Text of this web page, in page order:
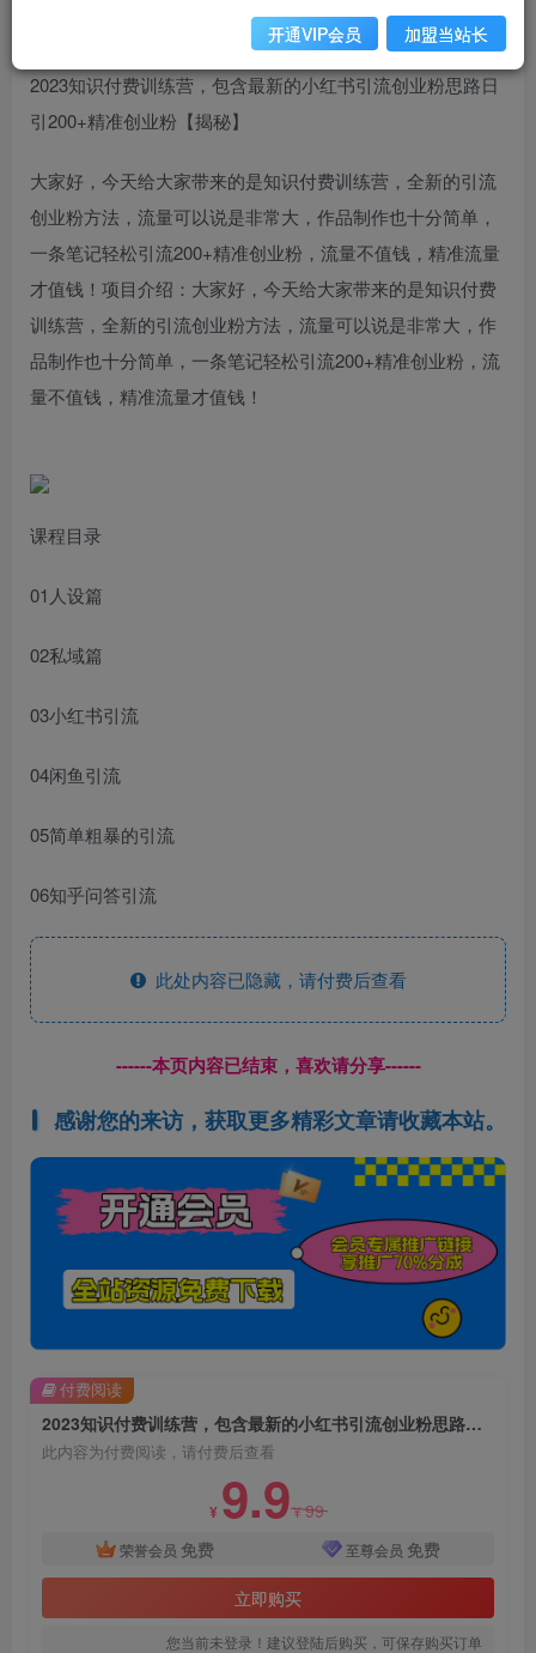
2918 142
2023知识付费训练营，包含最新的小红书引流创业粉思路日
引200+精准创业粉【揭秘】
大家好，今天给大家带来的是知识付费训练营，全新的引流
创业粉方法，流量可以说是非常大，作品制作也十分简单，
一条笔记轻松引流200+精准创业粉，流量不值钱，精准流量
才值钱！项目介绍：大家好，今天给大家带来的是知识付费
训练营，全新的引流创业粉方法，流量可以说是非常大，作
品制作也十分简单，一条笔记轻松引流200+精准创业粉，流
量不值钱，精准流量才值钱！
课程目录
01人设篇
02私域篇
03小红书引流
04闲鱼引流
05简单粗暴的引流
06知乎问答引流
此处内容已隐藏，请付费后查看
------本页内容已结束，喜欢请分享------
感谢您的来访，获取更多精彩文章请收藏本站。
2023知识付费训练营，包含最新的小红书引流创业粉思路日引200+精准创业粉【揭秘】
此内容为付费阅读，请付费后查看
¥ 9.9¥99
荣誉会员 免费 至尊会员 免费
立即购买
您当前未登录！建议登陆后购买，可保存购买订单
付费阅读
开通VIP会员 加盟当站长